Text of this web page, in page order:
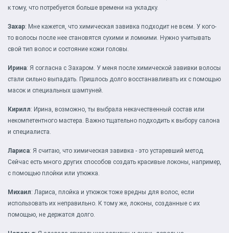
к тому, что потребуется больше времени на укладку.
Захар: Мне кажется, что химическая завивка подходит не всем. У кого-
то волосы после нее становятся сухими и ломкими. Нужно учитывать
свой тип волос и состояние кожи головы.
Ирина: Я согласна с Захаром. У меня после химической завивки волосы
стали сильно выпадать. Пришлось долго восстанавливать их с помощью
масок и специальных шампуней.
Кирилл: Ирина, возможно, ты выбрала некачественный состав или
некомпетентного мастера. Важно тщательно подходить к выбору салона
и специалиста.
Лариса: Я считаю, что химическая завивка - это устаревший метод.
Сейчас есть много других способов создать красивые локоны, например,
с помощью плойки или утюжка.
Михаил: Лариса, плойка и утюжок тоже вредны для волос, если
использовать их неправильно. К тому же, локоны, созданные с их
помощью, не держатся долго.